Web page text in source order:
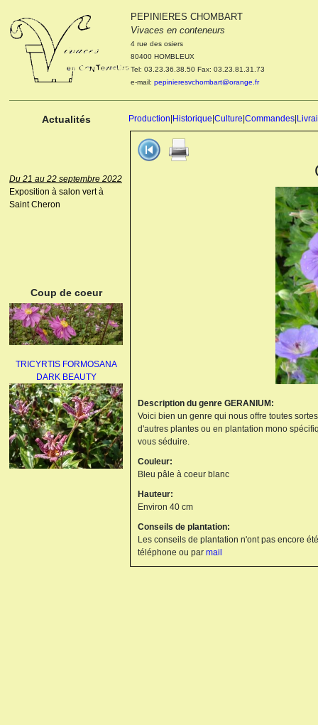
PEPINIERES CHOMBART
Vivaces en conteneurs
4 rue des osiers
80400 HOMBLEUX
Tel: 03.23.36.38.50 Fax: 03.23.81.31.73
e-mail: pepinieresvchombart@orange.fr
Actualités Production Historique Culture Commandes
Le 04 et 05 octobre 2022
Portes ouvertes de la
pépinière : Visite des
cultures, découverte des
nouveautés. Le rendez-vous
des passionnés Le mardi 04
Du 21 au 22 septembre 2022
Exposition à salon vert à
Saint Cheron
Coup de coeur
TRICYRTIS FORMOSANA
DARK BEAUTY
Description du genre GERANIUM:
Voici bien un genre qui nous offre toutes
d'autres plantes ou en plantation mono
vous séduire.
Couleur:
Bleu pâle à coeur blanc
Hauteur:
Environ 40 cm
Conseils de plantation:
Les conseils de plantation n'ont pas encore
téléphone ou par mail